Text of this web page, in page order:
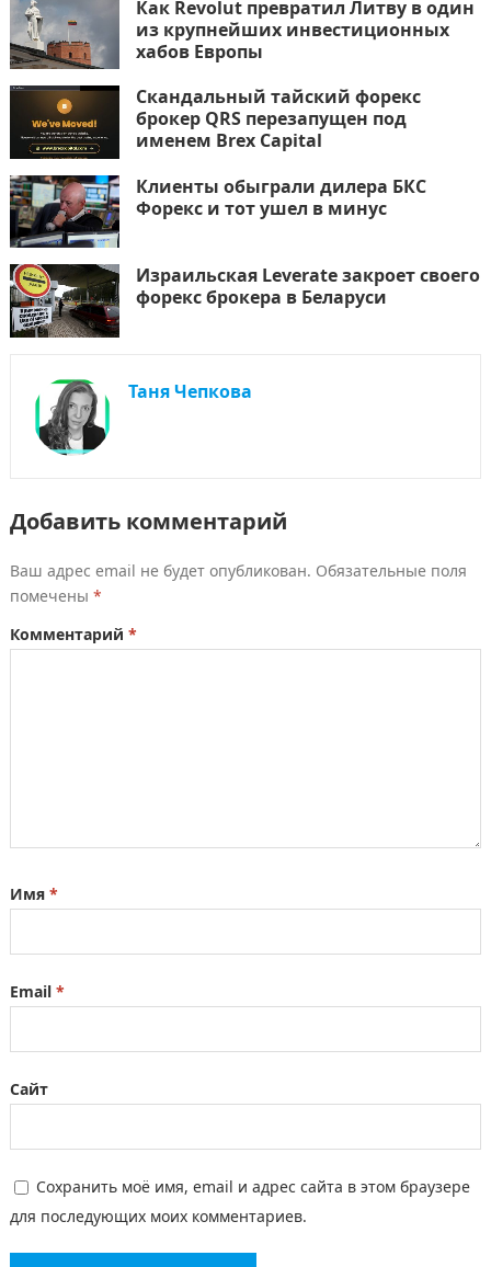
Как Revolut превратил Литву в один
из крупнейших инвестиционных
хабов Европы
Скандальный тайский форекс
брокер QRS перезапущен под
именем Brex Capital
Клиенты обыграли дилера БКС
Форекс и тот ушел в минус
Израильская Leverate закроет своего
форекс брокера в Беларуси
Таня Чепкова
Добавить комментарий
Ваш адрес email не будет опубликован. Обязательные поля
помечены *
Комментарий *
Имя *
Email *
Сайт
Сохранить моё имя, email и адрес сайта в этом браузере
для последующих моих комментариев.